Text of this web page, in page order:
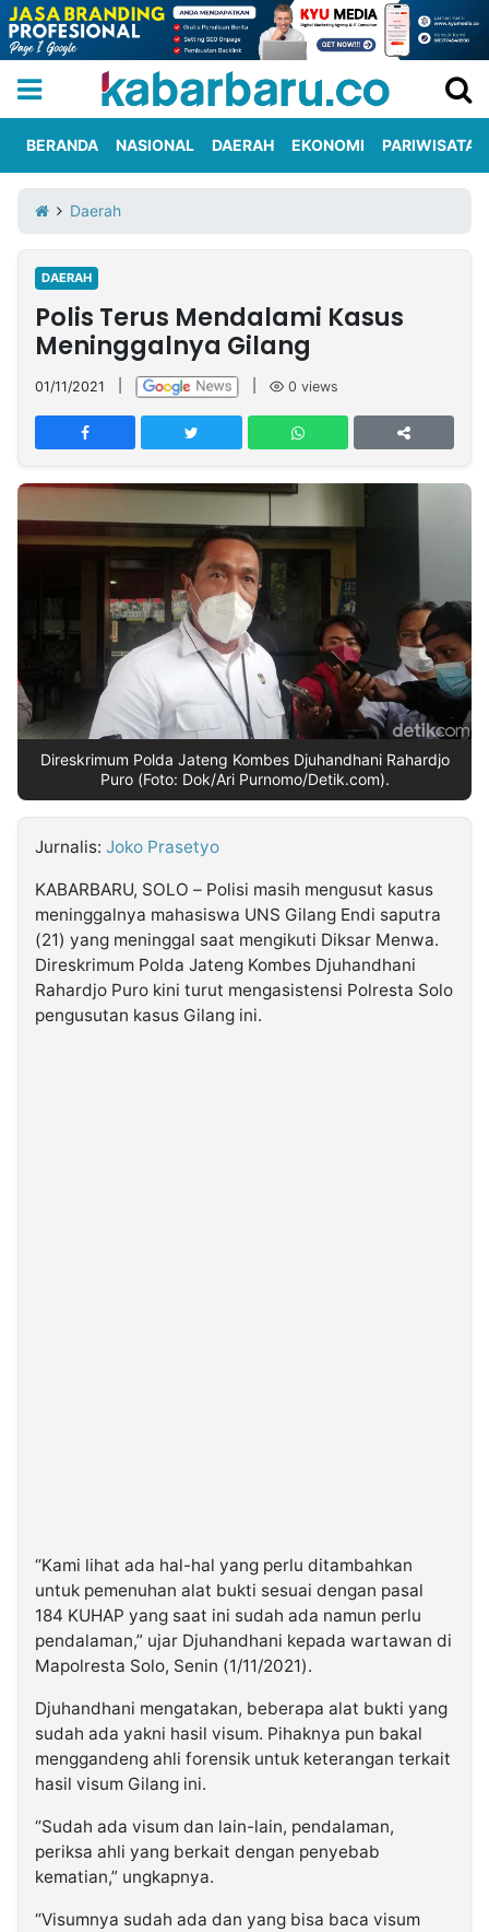
Iklan
Berita
Kami
Nasional
International
Olahraga
Entertainment
Daerah
Pariwisata
Kuliner
Kolom
Network
PT
TREETAN
MULTIMEDIA
Insight
Suara
Lens
Daily
Jalan
Idealita
Kita
Dinamikapost.com
Radar
Seedbacklink
Follow
Kabarbaru
BERANDA NASIONAL DAERAH EKONOMI PARIWISATA
Daerah
DAERAH
Polis Terus Mendalami Kasus
Meninggalnya Gilang
01/11/2021 0 views
Direskrimum Polda Jateng Kombes Djuhandhani Rahardjo
Puro (Foto: Dok/Ari Purnomo/Detik.com).
Jurnalis: Joko Prasetyo
KABARBARU, SOLO – Polisi masih mengusut kasus
meninggalnya mahasiswa UNS Gilang Endi saputra
(21) yang meninggal saat mengikuti Diksar Menwa.
Direskrimum Polda Jateng Kombes Djuhandhani
Rahardjo Puro kini turut mengasistensi Polresta Solo
pengusutan kasus Gilang ini.
“Kami lihat ada hal-hal yang perlu ditambahkan
untuk pemenuhan alat bukti sesuai dengan pasal
184 KUHAP yang saat ini sudah ada namun perlu
pendalaman,” ujar Djuhandhani kepada wartawan di
Mapolresta Solo, Senin (1/11/2021).
Djuhandhani mengatakan, beberapa alat bukti yang
sudah ada yakni hasil visum. Pihaknya pun bakal
menggandeng ahli forensik untuk keterangan terkait
hasil visum Gilang ini.
“Sudah ada visum dan lain-lain, pendalaman,
periksa ahli yang berkait dengan penyebab
kematian,” ungkapnya.
“Visumnya sudah ada dan yang bisa baca visum